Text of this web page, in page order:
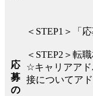
応
募
の
＜STEP1＞「
＜STEP2＞転
☆キャリアア
接についてア